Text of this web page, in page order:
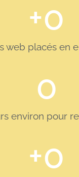
web placés en
+0
environ pour
0
+0